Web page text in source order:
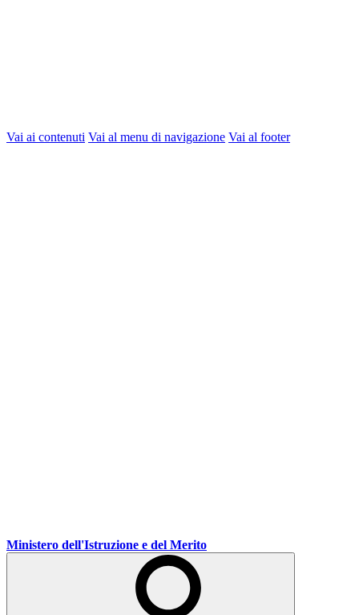
Vai ai contenuti Vai al menu di navigazione Vai al footer
Ministero dell'Istruzione e del Merito